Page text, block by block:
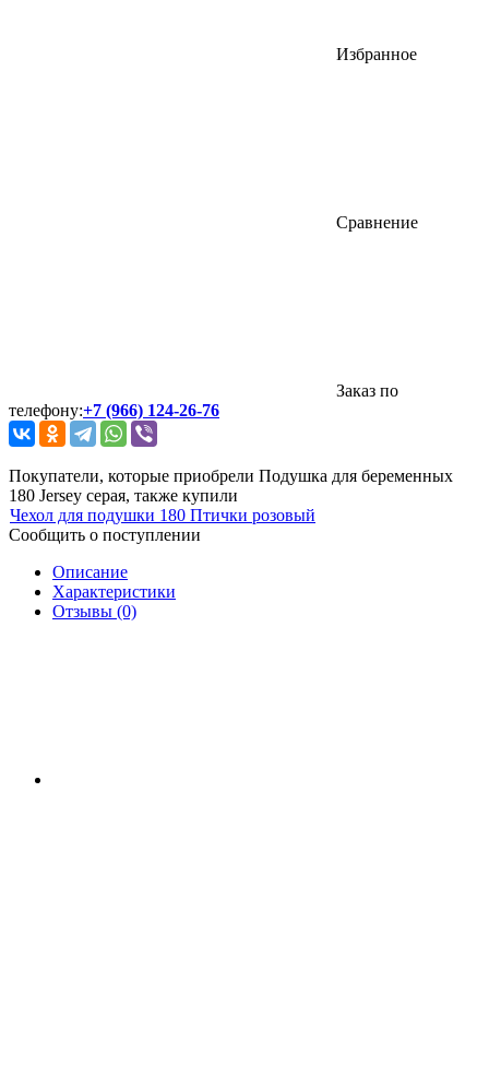
Избранное
Сравнение
Заказ по
телефону:+7 (966) 124-26-76
Покупатели, которые приобрели Подушка для беременных
180 Jersey серая, также купили
Чехол для подушки 180 Птички розовый
Сообщить о поступлении
Описание
Характеристики
Отзывы (0)